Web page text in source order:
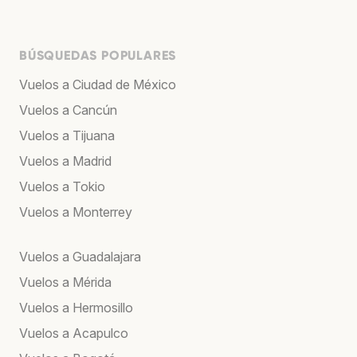
BÚSQUEDAS POPULARES
Vuelos a Ciudad de México
Vuelos a Cancún
Vuelos a Tijuana
Vuelos a Madrid
Vuelos a Tokio
Vuelos a Monterrey
Vuelos a Guadalajara
Vuelos a Mérida
Vuelos a Hermosillo
Vuelos a Acapulco